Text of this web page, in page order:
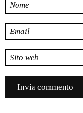
Nome
Email
Sito web